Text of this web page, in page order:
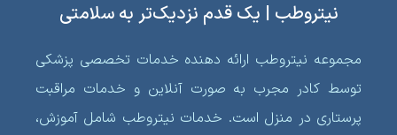
نیتروطب | یک قدم نزدیک‌تر به سلامتی
مجموعه نیتروطب ارائه دهنده خدمات تخصصی پزشکی
توسط کادر مجرب به صورت آنلاین و خدمات مراقبت
پرستاری در منزل است. خدمات نیتروطب شامل آموزش،